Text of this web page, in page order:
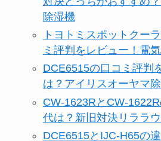
除湿機
トヨトミスポットクー
ミ評判をレビュー！電
DCE6515の口コミ評判
は？アイリスオーヤマ
CW-1623RとCW-
代は？新旧対決リララ
DCE6515とIJC-H65の